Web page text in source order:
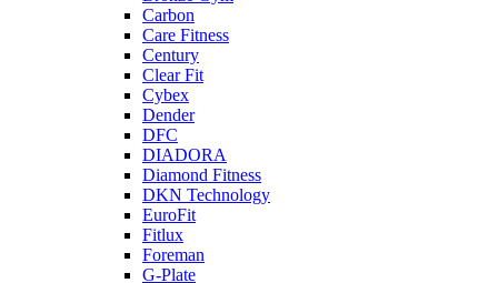
Carbon
Care Fitness
Century
Clear Fit
Cybex
Dender
DFC
DIADORA
Diamond Fitness
DKN Technology
EuroFit
Fitlux
Foreman
G-Plate